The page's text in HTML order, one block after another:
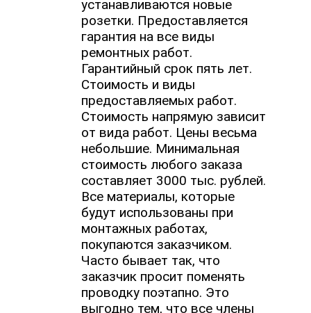
устанавливаются новые
розетки. Предоставляется
гарантия на все виды
ремонтных работ.
Гарантийный срок пять лет.
Стоимость и виды
предоставляемых работ.
Стоимость напрямую зависит
от вида работ. Цены весьма
небольшие. Минимальная
стоимость любого заказа
составляет 3000 тыс. рублей.
Все материалы, которые
будут использованы при
монтажных работах,
покупаются заказчиком.
Часто бывает так, что
заказчик просит поменять
проводку поэтапно. Это
выгодно тем, что все члены